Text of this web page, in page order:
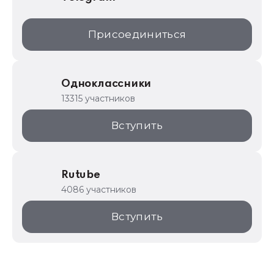
Присоединиться
Одноклассники
13315 участников
Вступить
Rutube
4086 участников
Вступить